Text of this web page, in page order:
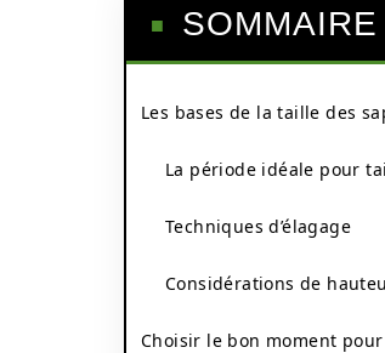
SOMMAIRE
Les bases de la taille des
La période idéale pour
Techniques d’élagage
Considérations de
Choisir le bon moment